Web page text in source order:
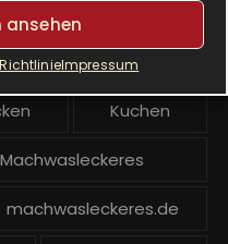
ansehen
Impressum
Rezepte
Cook
Kuchen
Machwasleckeres
machwasleckeres.de